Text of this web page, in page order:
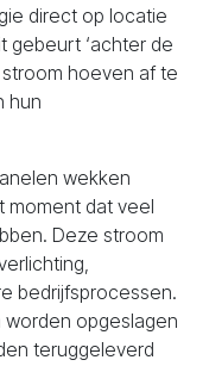
direct op locatie
gebeurt ‘achter de
stroom hoeven af te
hun
wekken
moment dat veel
Deze stroom
bedrijfsprocessen.
worden opgeslagen
teruggeleverd